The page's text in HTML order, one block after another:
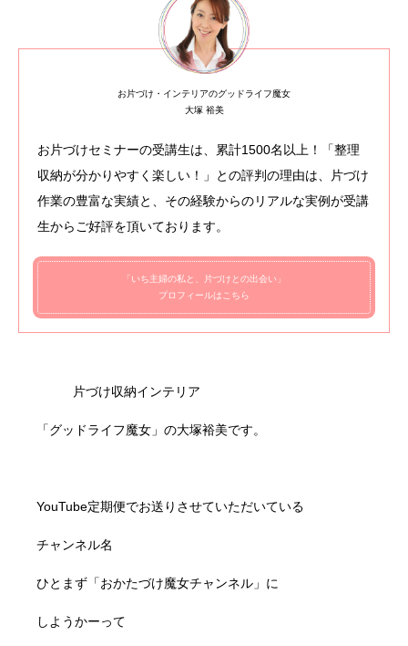
お片づけ・インテリアのグッドライフ魔女
大塚 裕美
お片づけセミナーの受講生は、累計1500名以上！「整理
収納が分かりやすく楽しい！」との評判の理由は、片づけ
作業の豊富な実績と、その経験からのリアルな実例が受講
生からご好評を頂いております。
「いち主婦の私と、片づけとの出会い」
プロフィールはこちら
片づけ収納インテリア
「グッドライフ魔女」の大塚裕美です。
YouTube定期便でお送りさせていただいている
チャンネル名
ひとまず「おかたづけ魔女チャンネル」に
しようかーって